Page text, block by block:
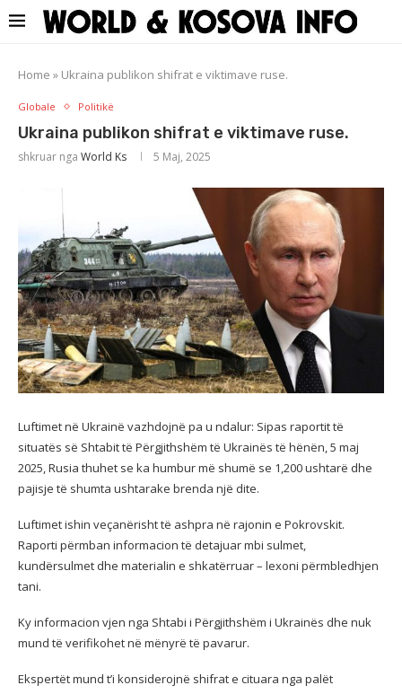
Home » Ukraina publikon shifrat e viktimave ruse.
Globale Politikë
Ukraina publikon shifrat e viktimave ruse.
shkruar nga World Ks 5 Maj, 2025
Luftimet në Ukrainë vazhdojnë pa u ndalur: Sipas raportit të
situatës së Shtabit të Përgjithshëm të Ukrainës të hënën, 5 maj
2025, Rusia thuhet se ka humbur më shumë se 1,200 ushtarë dhe
pajisje të shumta ushtarake brenda një dite.
Luftimet ishin veçanërisht të ashpra në rajonin e Pokrovskit.
Raporti përmban informacion të detajuar mbi sulmet,
kundërsulmet dhe materialin e shkatërruar – lexoni përmbledhjen
tani.
Ky informacion vjen nga Shtabi i Përgjithshëm i Ukrainës dhe nuk
mund të verifikohet në mënyrë të pavarur.
Ekspertët mund t’i konsiderojnë shifrat e cituara nga palët